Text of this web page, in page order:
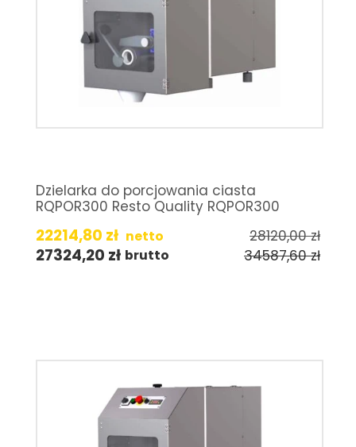
Dzielarka do porcjowania ciasta
RQPOR300 Resto Quality RQPOR300
22214,80 zł netto 28120,00zł
27324,20 zł brutto 34587,60zł